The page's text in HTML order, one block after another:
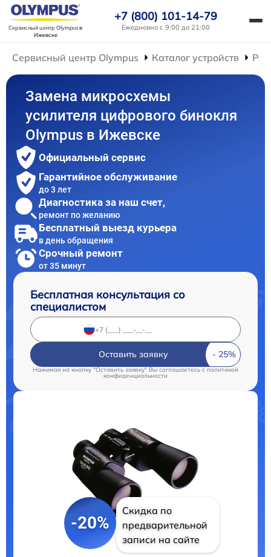
Сервисный центр Olympusв
Ижевске
+7 (800) 101-14-79
Ежедневно с 9:00 до 21:00
Сервисный центр Olympus Каталог устройств
Замена микросхемы
усилителя цифрового бинокля
Olympus в Ижевске
Официальный сервис
Гарантийное обслуживание
до 3 лет
Диагностика за наш счет,
ремонт по желанию
Бесплатный выезд курьера
в день обращения
Срочный ремонт
от 35 минут
Бесплатная консультация со
специалистом
Оставить заявку
Нажимая на кнопку "Оставить заявку" Вы соглашаетесь c политикой
конфиденциальности
-20%
Скидка по
предварительной
записи на сайте